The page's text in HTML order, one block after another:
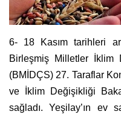
6- 18 Kasım tarihleri
Birleşmiş Milletler İklim
(BMİDÇS) 27. Taraflar
ve İklim Değişikliği
sağladı. Yeşilay’ın ev